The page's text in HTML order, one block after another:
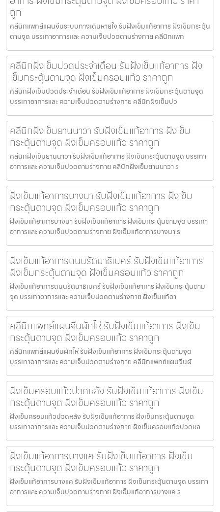
ถูก
คลีนิกแพทย์แผนจีนระบบทางเดินหายใจ รับฝังเข็มแก้อาการ ฝังเข็มกระตุ้น
ตามจุด บรรเทาอาการและ ความเจ็บปวดตามร่างกาย คลีนิกแพท
คลีนิกฝังเข็มปวดประจําเดือน รับฝังเข็มแก้อาการ ฝัง
เข็มกระตุ้นตามจุด ฝังเข็มครอบแก้ว ราคาถูก
คลีนิกฝังเข็มปวดประจําเดือน รับฝังเข็มแก้อาการ ฝังเข็มกระตุ้นตามจุด
บรรเทาอาการและ ความเจ็บปวดตามร่างกาย คลีนิกฝังเข็มปว
คลีนิกฝังเข็มยานนาวา รับฝังเข็มแก้อาการ ฝังเข็ม
กระตุ้นตามจุด ฝังเข็มครอบแก้ว ราคาถูก
คลีนิกฝังเข็มยานนาวา รับฝังเข็มแก้อาการ ฝังเข็มกระตุ้นตามจุด บรรเทา
อาการและ ความเจ็บปวดตามร่างกาย คลีนิกฝังเข็มยานนาวา ร
ฝังเข็มแก้อาการบางนา รับฝังเข็มแก้อาการ ฝังเข็ม
กระตุ้นตามจุด ฝังเข็มครอบแก้ว ราคาถูก
ฝังเข็มแก้อาการบางนา รับฝังเข็มแก้อาการ ฝังเข็มกระตุ้นตามจุด บรรเทา
อาการและ ความเจ็บปวดตามร่างกาย ฝังเข็มแก้อาการบางนา ร
ฝังเข็มแก้อาการถนนรัตนาธิเบศร์ รับฝังเข็มแก้อาการ
ฝังเข็มกระตุ้นตามจุด ฝังเข็มครอบแก้ว ราคาถูก
ฝังเข็มแก้อาการถนนรัตนาธิเบศร์ รับฝังเข็มแก้อาการ ฝังเข็มกระตุ้นตาม
จุด บรรเทาอาการและ ความเจ็บปวดตามร่างกาย ฝังเข็มแก้อา
คลีนิกแพทย์แผนจีนผักไห่ รับฝังเข็มแก้อาการ ฝังเข็ม
กระตุ้นตามจุด ฝังเข็มครอบแก้ว ราคาถูก
คลีนิกแพทย์แผนจีนผักไห่ รับฝังเข็มแก้อาการ ฝังเข็มกระตุ้นตามจุด
บรรเทาอาการและ ความเจ็บปวดตามร่างกาย คลีนิกแพทย์แผนจีนผั
ฝังเข็มครอบแก้วปวดหลัง รับฝังเข็มแก้อาการ ฝังเข็ม
กระตุ้นตามจุด ฝังเข็มครอบแก้ว ราคาถูก
ฝังเข็มครอบแก้วปวดหลัง รับฝังเข็มแก้อาการ ฝังเข็มกระตุ้นตามจุด
บรรเทาอาการและ ความเจ็บปวดตามร่างกาย ฝังเข็มครอบแก้วปวดหล
ฝังเข็มแก้อาการบางแค รับฝังเข็มแก้อาการ ฝังเข็ม
กระตุ้นตามจุด ฝังเข็มครอบแก้ว ราคาถูก
ฝังเข็มแก้อาการบางแค รับฝังเข็มแก้อาการ ฝังเข็มกระตุ้นตามจุด บรรเทา
อาการและ ความเจ็บปวดตามร่างกาย ฝังเข็มแก้อาการบางแค ร